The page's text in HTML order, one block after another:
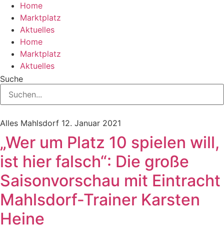
Home
Marktplatz
Aktuelles
Home
Marktplatz
Aktuelles
Suche
Alles Mahlsdorf 12. Januar 2021
„Wer um Platz 10 spielen will,
ist hier falsch“: Die große
Saisonvorschau mit Eintracht
Mahlsdorf-Trainer Karsten
Heine